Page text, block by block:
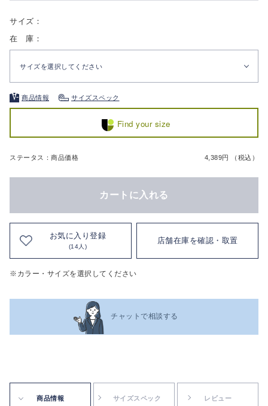
サイズ：
在 庫：
サイズを選択してください
商品情報 サイズスペック
Find your size
ステータス：商品価格 4,389円 （税込）
カートに入れる
お気に入り登録
(14人)
店舗在庫を確認・取置
※カラー・サイズを選択してください
チャットで相談する
商品情報 サイズスペック レビュー